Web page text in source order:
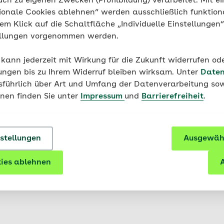
Cookies ablehnen“ werden ausschließlich
Klick auf die Schaltfläche „Individuelle
vorgenommen werden.
kann jederzeit mit Wirkung für die Zukunft widerrufen
bis zu Ihrem Widerruf bleiben wirksam. Unter
über Art und Umfang der Datenverarbeitung
finden Sie unter
Impressum und Barrierefreiheit.
ablehnen
Sport nach der Geburt
Ihr Beckenboden ausreichend trainiert ist, kann ein
ein paarmal hüpfen können, ohne Urin zu verlieren,
Training wieder losgehen kann, sollte aber ein